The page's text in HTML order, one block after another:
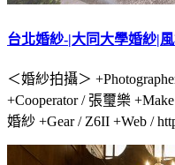
台北婚紗-|大同大學婚紗|
＜婚紗拍攝＞
+Cooperator / 張璽樂
婚紗 +Gear / Z6II +Web /